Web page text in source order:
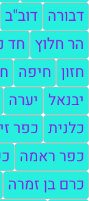
דבורה דוב"ב
הר חלוץ חד
חזון חיפה
יבנאל יערה
כלנית כפר
כפר ראמה
כרם בן זמרה